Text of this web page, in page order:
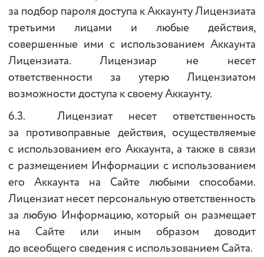
за подбор пароля доступа к Аккаунту Лицензиата
третьими лицами и любые действия,
совершенные ими с использованием Аккаунта
Лицензиата. Лицензиар не несет
ответственности за утерю Лицензиатом
возможности доступа к своему Аккаунту.
6.3. Лицензиат несет ответственность
за противоправные действия, осуществляемые
с использованием его Аккаунта, а также в связи
с размещением Информации с использованием
его Аккаунта на Сайте любыми способами.
Лицензиат несет персональную ответственность
за любую Информацию, который он размещает
на Сайте или иным образом доводит
до всеобщего сведения с использованием Сайта.